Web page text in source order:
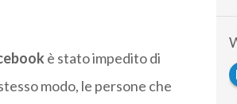
è stato impedito di
modo, le persone che